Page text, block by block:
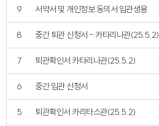
9 서약서 및 개인정보 동의서 입관생용
8 중간 퇴관 신청서 - 카타리나관(25.5.2)
7 퇴관확인서 카타리나관(25.5.2)
6 중간 입관 신청서
5 퇴관확인서 카리타스관(25.5.2)